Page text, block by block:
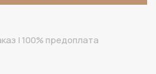
| 100% предоплата